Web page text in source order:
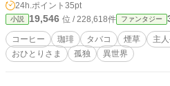
にも迎合しない孤高のお
イフ、ここに開店！
24h.ポイント 35pt
小説 19,546 位 / 228,618件 ファンタジー
コーヒー 珈琲 タバコ 煙草 主
おひとりさま
孤独 異世界